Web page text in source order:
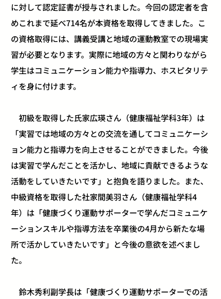
に対して認定証書が授与されました。今回の認定者を含
めこれまで延べ714名が本資格を取得してきました。こ
の資格取得には、講義受講と地域の運動教室での現場実
習が必要となります。実際に地域の方々と関わりながら
学生はコミュニケーション能力や指導力、ホスピタリテ
ィを身に付けます。
初級を取得した氏家広瑛さん（健康福祉学科3年）は
「実習では地域の方々との交流を通してコミュニケーシ
ョン能力と指導力を向上させることができました。今後
は実習で学んだことを活かし、地域に貢献できるような
活動をしていきたいです」と抱負を語りました。また、
中級資格を取得した社家間美羽さん（健康福祉学科4
年）は「健康づくり運動サポーターで学んだコミュニケ
ーションスキルや指導方法を卒業後の4月から新たな場
所で活かしていきたいです」と今後の意欲を述べまし
た。
鈴木秀利副学長は「健康づくり運動サポーターでの活